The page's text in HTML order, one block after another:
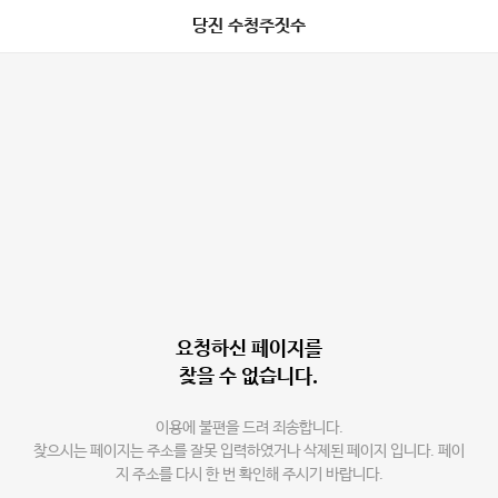
당진 수청주짓수
요청하신 페이지를
찾을 수 없습니다.
이용에 불편을 드려 죄송합니다.
찾으시는 페이지는 주소를 잘못 입력하였거나 삭제된 페이지 입니다. 페이
지 주소를 다시 한 번 확인해 주시기 바랍니다.